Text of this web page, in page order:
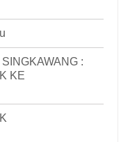
:
KE